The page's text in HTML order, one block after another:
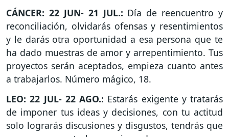
CÁNCER: 22 JUN- 21 JUL.: Día de reencuentro y
reconciliación, olvidarás ofensas y resentimientos
y le darás otra oportunidad a esa persona que te
ha dado muestras de amor y arrepentimiento. Tus
proyectos serán aceptados, empieza cuanto antes
a trabajarlos. Número mágico, 18.
LEO: 22 JUL- 22 AGO.: Estarás exigente y tratarás
de imponer tus ideas y decisiones, con tu actitud
solo lograrás discusiones y disgustos, tendrás que